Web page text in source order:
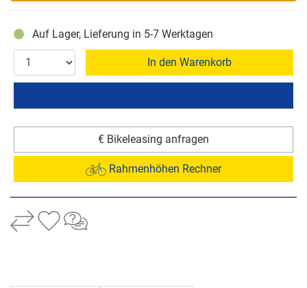
Auf Lager, Lieferung in 5-7 Werktagen
In den Warenkorb
€ Bikeleasing anfragen
Rahmenhöhen Rechner